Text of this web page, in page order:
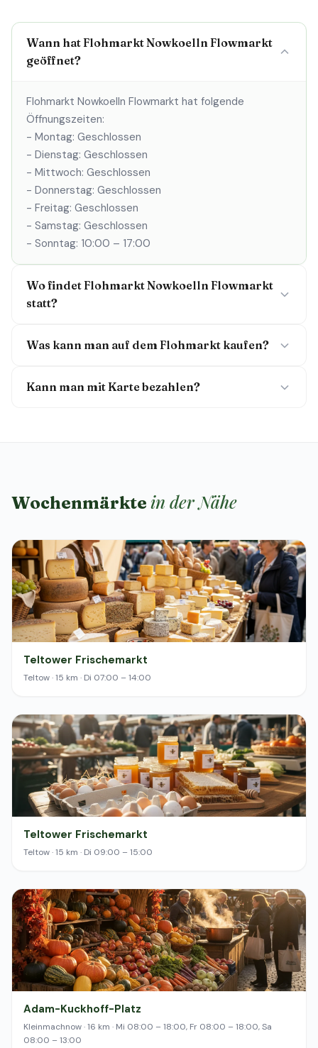
Wann hat Flohmarkt Nowkoelln Flowmarkt
geöffnet?
Flohmarkt Nowkoelln Flowmarkt hat folgende
Öffnungszeiten:
- Montag: Geschlossen
- Dienstag: Geschlossen
- Mittwoch: Geschlossen
- Donnerstag: Geschlossen
- Freitag: Geschlossen
- Samstag: Geschlossen
- Sonntag: 10:00 – 17:00
Wo findet Flohmarkt Nowkoelln Flowmarkt
statt?
Was kann man auf dem Flohmarkt kaufen?
Kann man mit Karte bezahlen?
Wochenmärkte in der Nähe
Teltower Frischemarkt
Teltow · 15 km · Di 07:00 – 14:00
Teltower Frischemarkt
Teltow · 15 km · Di 09:00 – 15:00
Adam-Kuckhoff-Platz
Kleinmachnow · 16 km · Mi 08:00 – 18:00, Fr 08:00 – 18:00, Sa
08:00 – 13:00